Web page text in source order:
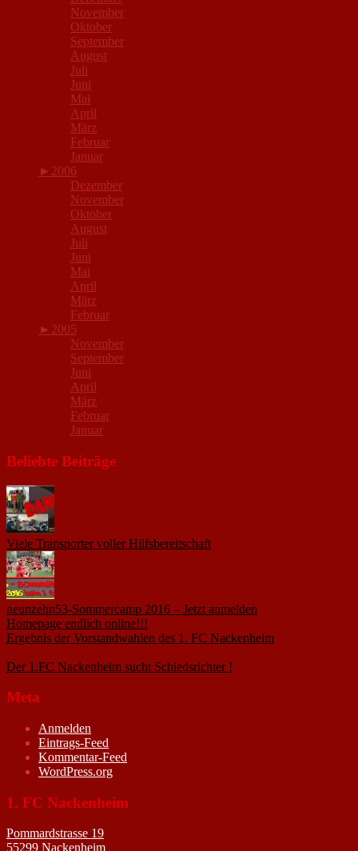
November
Oktober
September
August
Juli
Juni
Mai
April
März
Februar
Januar
► 2006
Dezember
November
Oktober
August
Juli
Juni
Mai
April
März
Februar
► 2005
November
September
Juni
April
März
Februar
Januar
Beliebte Beiträge
Viele Transporter voller Hilfsbereitschaft
neunzehn53-Sommercamp 2016 – Jetzt anmelden
Homepage endlich online!!!
Ergebnis der Vorstandwahlen des 1. FC Nackenheim
Der 1.FC Nackenheim sucht Schiedsrichter !
Meta
Anmelden
Eintrags-Feed
Kommentar-Feed
WordPress.org
1. FC Nackenheim
Pommardstrasse 19
55299 Nackenheim